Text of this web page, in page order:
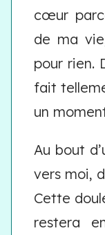
cœur
de ma
pour rien.
fait
un
Au bout
vers moi,
Cette
restera